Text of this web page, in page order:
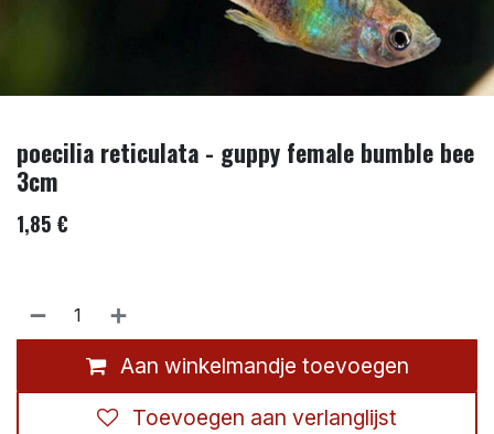
poecilia reticulata - guppy female bumble bee
3cm
1,85 €
Aan winkelmandje toevoegen
Toevoegen aan verlanglijst